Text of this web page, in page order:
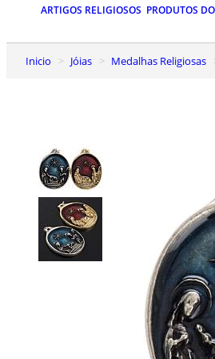
ARTIGOS RELIGIOSOS PRODUTOS
Inicio Jóias Medalhas Religiosas